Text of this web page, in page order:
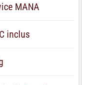
MANA
inclus